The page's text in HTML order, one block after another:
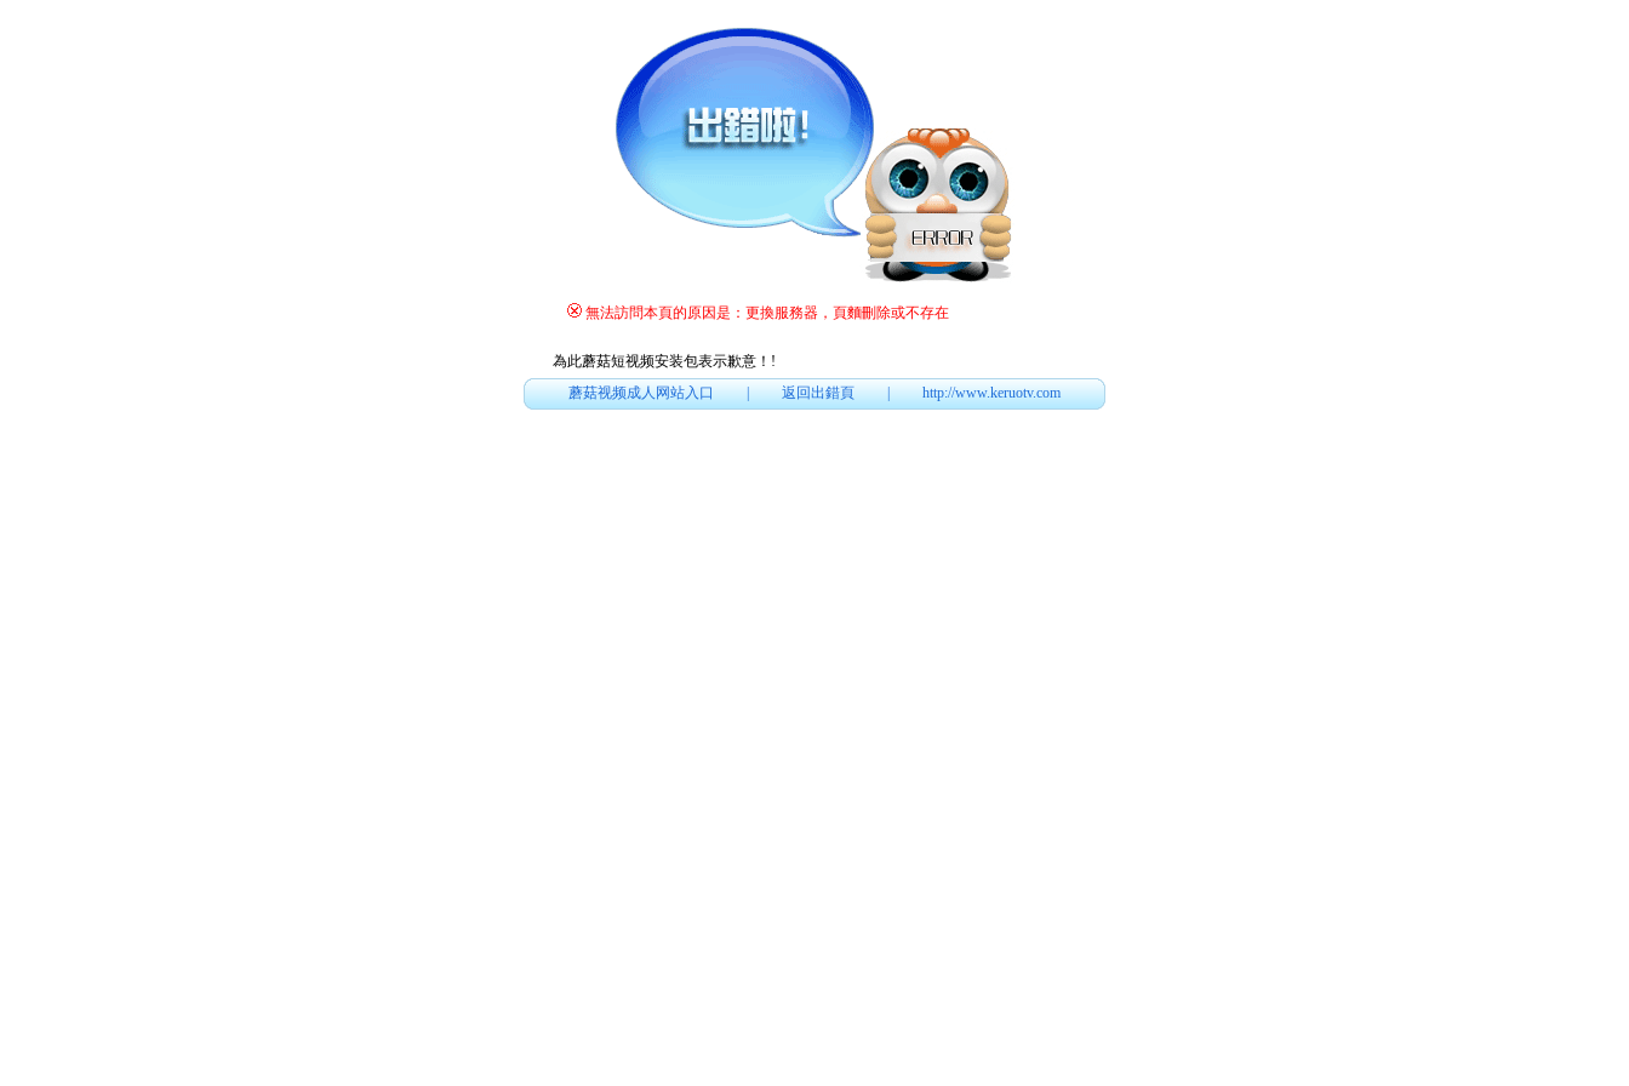
無法訪問本頁的原因是：更換服務器，頁麵刪除或不存在
為此蘑菇短视频安装包表示歉意！ !
蘑菇视频成人网站入口|返回出錯頁|http://www.keruotv.com